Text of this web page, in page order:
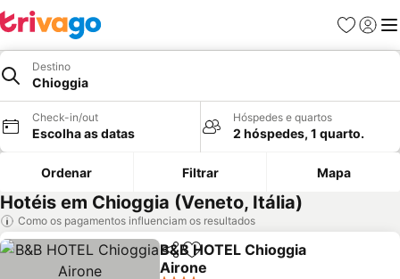
Favoritos
Iniciar
Destino
Chioggia
Check-in/out
Escolha as datas
Hóspedes e quartos
2 hóspedes, 1 quarto.
Ordenar Filtrar Mapa
Hotéis em Chioggia (Veneto, Itália)
Como os pagamentos influenciam os resultados
PartilharAdicionar aos favoritos
B&B HOTEL Chioggia
Airone